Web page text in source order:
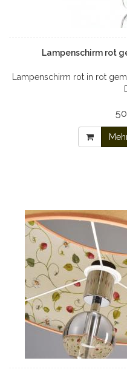
Lampenschirm rot
Lampenschirm rot in rot